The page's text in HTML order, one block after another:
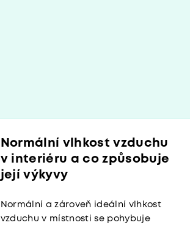
Normální vlhkost vzduchu
v interiéru a co způsobuje
její výkyvy
Normální a zároveň ideální vlhkost
vzduchu v místnosti se pohybuje